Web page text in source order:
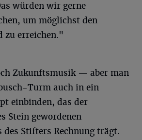
würden wir gerne
um möglichst den
zu erreichen."
Zukunftsmusik — aber man
Turm auch in ein
einbinden, das der
Stein gewordenen
des Stifters Rechnung trägt.